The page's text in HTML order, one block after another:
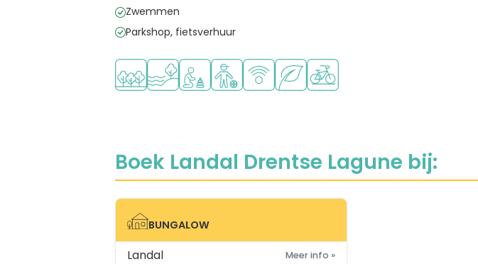
Zwemmen
Parkshop, fietsverhuur
Ligt in een bosrijke omgeving
Ligt bij het water
Aanbevolen voor jonge kinderen
Aanbevolen voor tieners
WiFi beschikbaar
Groene ligging
Fietsverhuur
Boek Landal Drentse Lagune bij:
BUNGALOW
BUNGALOW
Landal Meer info »